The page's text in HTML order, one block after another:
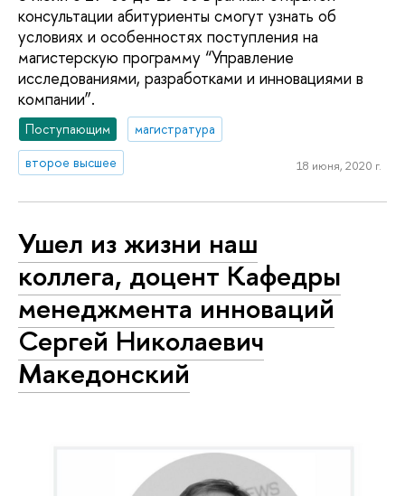
консультации абитуриенты смогут узнать об
условиях и особенностях поступления на
магистерскую программу “Управление
исследованиями, разработками и инновациями в
компании”.
Поступающим
магистратура
второе высшее
18 июня, 2020 г.
Ушел из жизни наш
коллега, доцент Кафедры
менеджмента инноваций
Сергей Николаевич
Македонский